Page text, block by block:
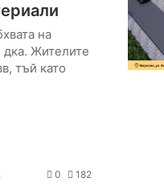
на
Жителите
тъй като
0 182